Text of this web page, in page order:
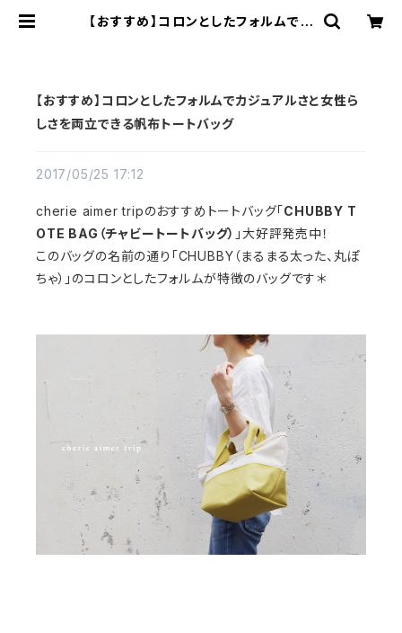
【おすすめ】コロンとしたフォルムでカ
【おすすめ】コロンとしたフォルムでカジュアルさと女性ら
しさを両立できる帆布トートバッグ
2017/05/25 17:12
cherie aimer tripのおすすめトートバッグ「CHUBBY T
OTE BAG（チャビートートバッグ） 」大好評発売中！
このバッグの名前の通り「CHUBBY（まるまる太った、丸ぽ
ちゃ）」のコロンとしたフォルムが特徴のバッグです＊